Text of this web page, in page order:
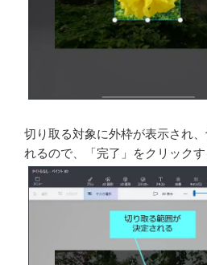
白い○にマウスを合わせて、切
て、［次へ］をクリックする。